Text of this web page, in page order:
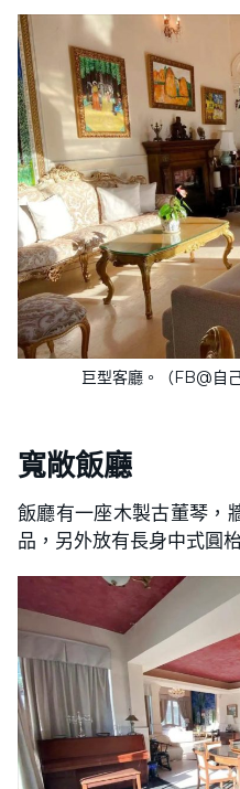
巨型客廳。（FB@自
寬敞飯廳
飯廳有一座木製古董琴，
品，另外放有長身中式圓